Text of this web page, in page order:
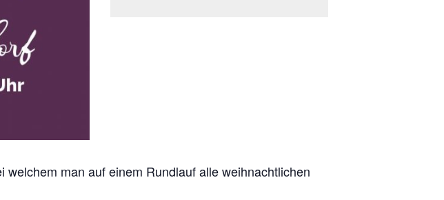
man auf einem Rundlauf alle weihnachtlichen